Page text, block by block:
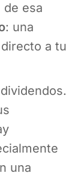
esa
: una
a tu
una